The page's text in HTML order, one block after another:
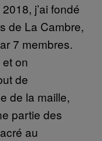
j’ai fondé
de La Cambre,
7 membres.
on
de
de la maille,
partie des
au